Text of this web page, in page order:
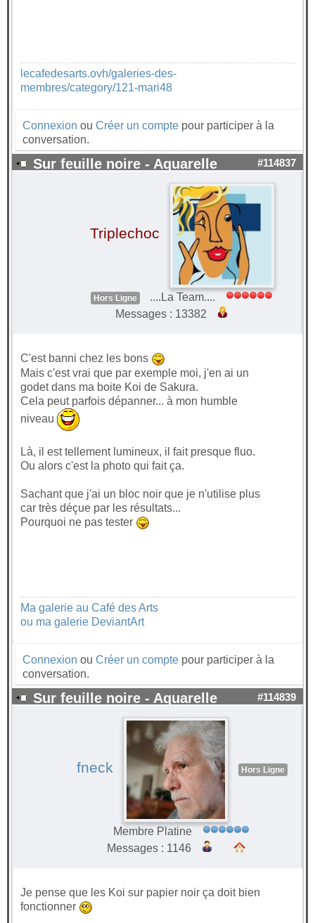
lecafedesarts.ovh/galeries-des-
membres/category/121-mari48
Connexion ou Créer un compte pour participer à la
conversation.
Sur feuille noire - Aquarelle #114837
Triplechoc
Hors Ligne
....La Team....
Messages : 13382
C'est banni chez les bons
Mais c'est vrai que par exemple moi, j'en ai un
godet dans ma boite Koi de Sakura.
Cela peut parfois dépanner... à mon humble
niveau
Là, il est tellement lumineux, il fait presque fluo.
Ou alors c'est la photo qui fait ça.
Sachant que j'ai un bloc noir que je n'utilise plus
car très déçue par les résultats...
Pourquoi ne pas tester
Ma galerie au Café des Arts
ou ma galerie DeviantArt
Connexion ou Créer un compte pour participer à la
conversation.
Sur feuille noire - Aquarelle #114839
fneck Hors Ligne
Membre Platine
Messages : 1146
Je pense que les Koi sur papier noir ça doit bien
fonctionner